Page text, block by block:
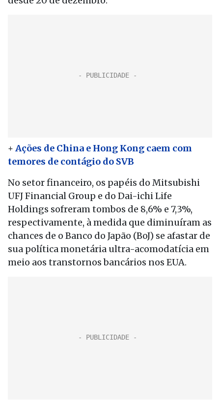
+ Ações de China e Hong Kong caem com
temores de contágio do SVB
No setor financeiro, os papéis do Mitsubishi
UFJ Financial Group e do Dai-ichi Life
Holdings sofreram tombos de 8,6% e 7,3%,
respectivamente, à medida que diminuíram as
chances de o Banco do Japão (BoJ) se afastar de
sua política monetária ultra-acomodatícia em
meio aos transtornos bancários nos EUA.